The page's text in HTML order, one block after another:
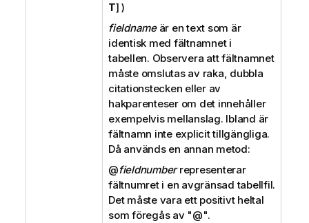
T] )
fieldnameär en text som är
identisk med fältnamnet i
tabellen. Observera att fältnamnet
måste omslutas av raka, dubbla
citationstecken eller av
hakparenteser om det innehåller
exempelvis mellanslag. Ibland är
fältnamn inte explicit tillgängliga.
Då används en annan metod:
@fieldnumberrepresenterar
fältnumret i en avgränsad tabellfil.
Det måste vara ett positivt heltal
som föregås av "@".